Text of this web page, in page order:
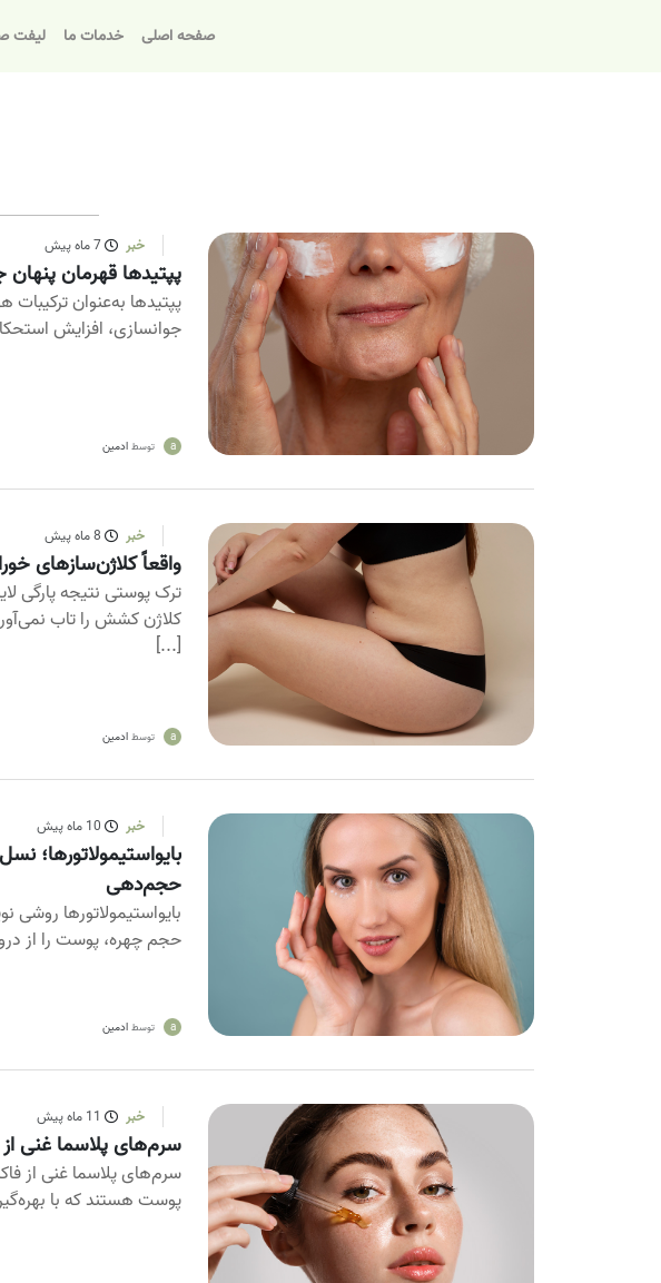
صفحه اصلی خدمات ما لیفت
خبر 7 ماه پیش
پپتیدها قهرمان
پپتیدها به‌عنوان
جوانسازی، افزایش
a توسطادمین
خبر 8 ماه پیش
واقعاً کلاژن‌سازهای
ترک پوستی نتیجه پارگی
کلاژن کشش را تاب
[...]
a توسطادمین
خبر 10 ماه پیش
بایواستیمولاتورها؛
حجم‌دهی
بایواستیمولاتورها روشی
حجم چهره، پوست را از
a توسطادمین
خبر 11 ماه پیش
سرم‌های پلاسما غنی
سرم‌های پلاسما غنی از
پوست هستند که با